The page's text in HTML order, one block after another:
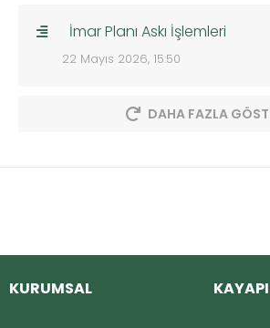
İmar Planı Askı İşlemleri
22 Mayıs 2026, 15:50
DAHA FAZLA
KURUMSAL